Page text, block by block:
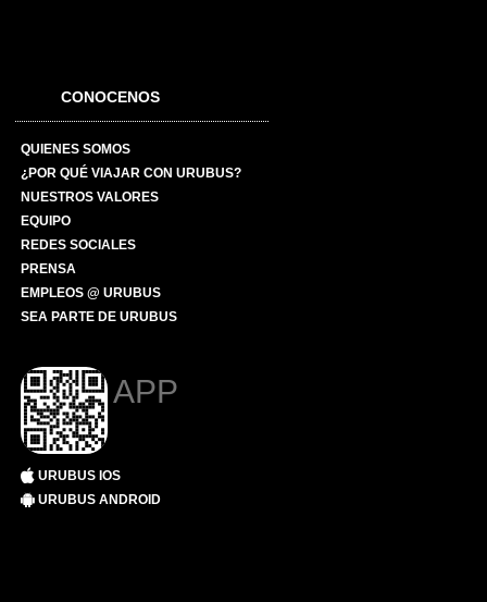
CONOCENOS
QUIENES SOMOS
¿POR QUÉ VIAJAR CON URUBUS?
NUESTROS VALORES
EQUIPO
REDES SOCIALES
PRENSA
EMPLEOS @ URUBUS
SEA PARTE DE URUBUS
APP
URUBUS IOS
URUBUS ANDROID